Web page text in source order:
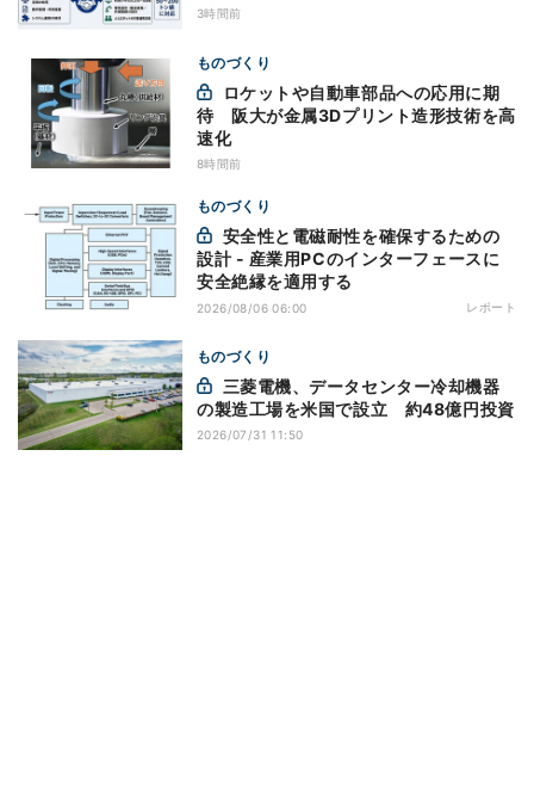
3時間前
ものづくり
待 阪大が金属3Dプリント造形技術を高
速化
8時間前
ものづくり
設計 - 産業用PCのインターフェースに
安全絶縁を適用する
2026/08/06 06:00 レポート
ものづくり
の製造工場を米国で設立 約48億円投資
2026/07/31 11:50